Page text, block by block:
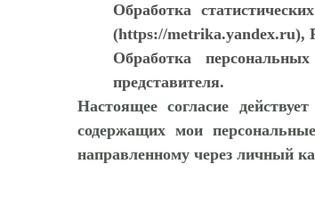
Обработка
(https://metrika.yandex.ru),
Обработка
представителя.
Настоящее согласие
содержащих мои
направленному через личный